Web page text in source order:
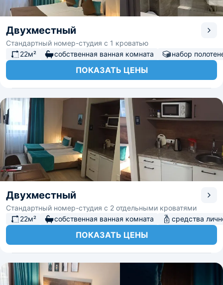
Двухместный
Стандартный номер-студия с 1 кроватью
22м²
собственная ванная комната набор
ПОКАЗАТЬ ЦЕНЫ
Двухместный
Стандартный номер-студия с 2 отдельными кроватями
22м²
собственная ванная комната средства
ПОКАЗАТЬ ЦЕНЫ